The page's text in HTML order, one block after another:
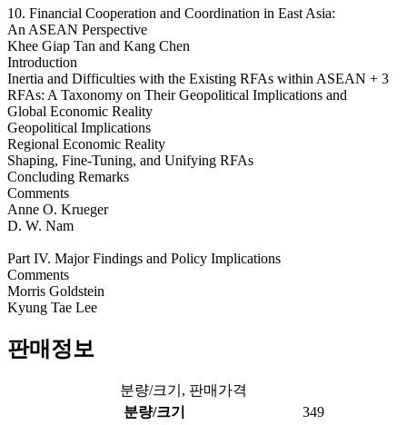
10. Financial Cooperation and Coordination in East Asia:
An ASEAN Perspective
Khee Giap Tan and Kang Chen
Introduction
Inertia and Difficulties with the Existing RFAs within ASEAN + 3
RFAs: A Taxonomy on Their Geopolitical Implications and
Global Economic Reality
Geopolitical Implications
Regional Economic Reality
Shaping, Fine-Tuning, and Unifying RFAs
Concluding Remarks
Comments
Anne O. Krueger
D. W. Nam
Part IV. Major Findings and Policy Implications
Comments
Morris Goldstein
Kyung Tae Lee
판매정보
분량/크기, 판매가격
분량/크기
349